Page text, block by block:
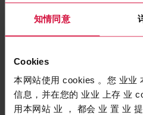
知情同意
Cookies
本网站使用 cookies 。您 业业
信息，并在您的 业业 上存 业
用本网站 业 ， 都会 业 置 业
Coroplast 833